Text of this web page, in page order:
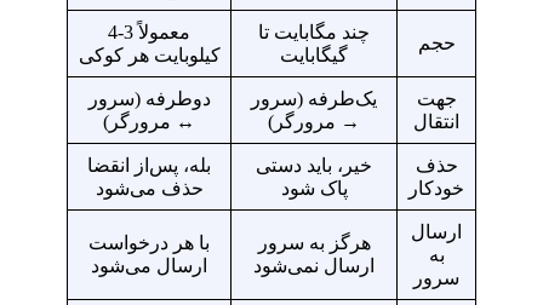
حجم
چند مگابایت تا
گیگابایت
معمولاً 3-4
کیلوبایت هر کوکی
جهت
انتقال
یک‌طرفه (سرور
→ مرورگر)
دو‌طرفه (سرور
↔ مرورگر)
حذف
خودکار
خیر، باید دستی
پاک شود
بله، پس‌از انقضا
حذف می‌شود
ارسال
به
سرور
هرگز به سرور
ارسال نمی‌شود
با هر درخواست
ارسال می‌شود